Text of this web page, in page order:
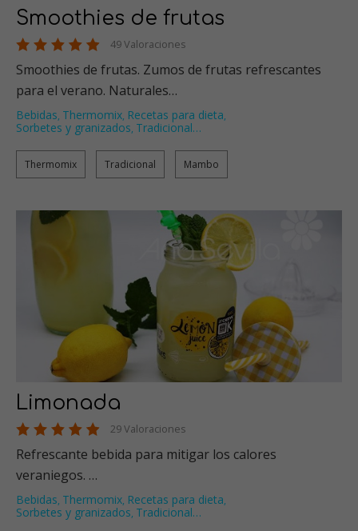
Smoothies de frutas
49 Valoraciones
Smoothies de frutas. Zumos de frutas refrescantes
para el verano. Naturales…
Bebidas, Thermomix, Recetas para dieta,
Sorbetes y granizados, Tradicional…
Thermomix Tradicional Mambo
Limonada
29 Valoraciones
Refrescante bebida para mitigar los calores
veraniegos. …
Bebidas, Thermomix, Recetas para dieta,
Sorbetes y granizados, Tradicional…